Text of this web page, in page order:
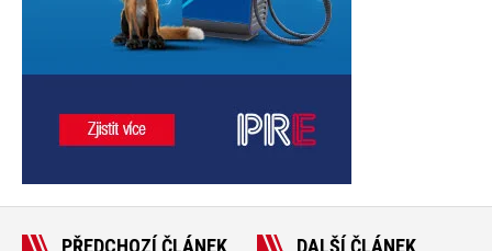
PŘEDCHOZÍ ČLÁNEK DALŠÍ ČLÁNEK